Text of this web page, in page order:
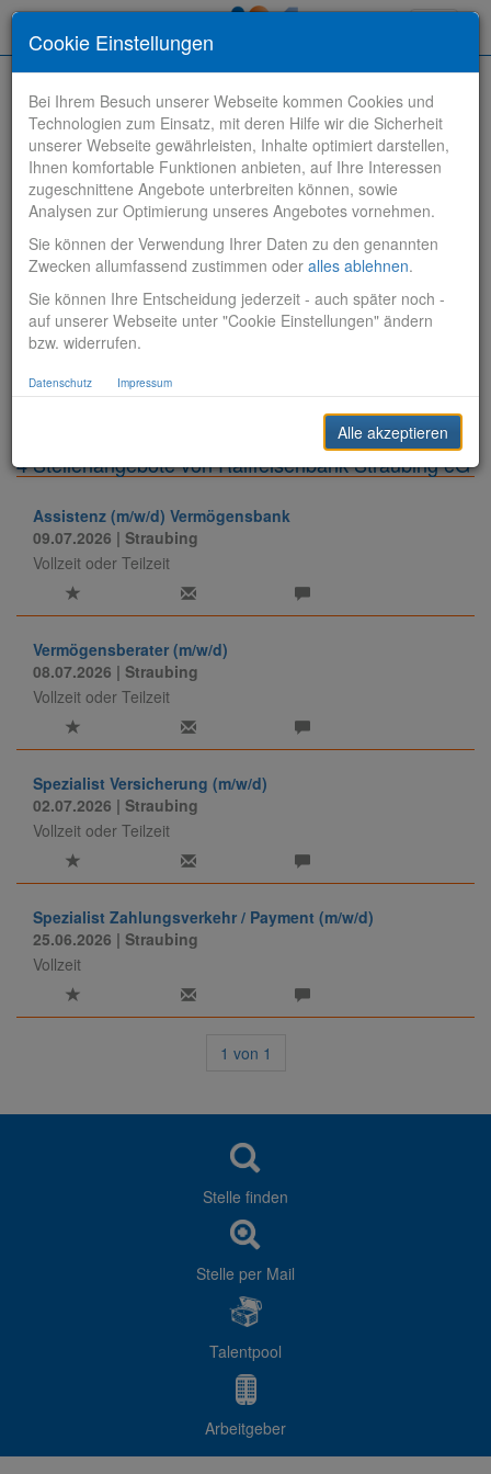
Stelle finden
Vertriebsbank
Produktionsbank
Sonstiges
4 Stellenangebote von Raiffeisenbank Straubing eG
Assistenz (m/w/d) Vermögensbank
09.07.2026 | Straubing
Vollzeit oder Teilzeit
Vermögensberater (m/w/d)
08.07.2026 | Straubing
Vollzeit oder Teilzeit
Spezialist Versicherung (m/w/d)
02.07.2026 | Straubing
Vollzeit oder Teilzeit
Spezialist Zahlungsverkehr / Payment (m/w/d)
25.06.2026 | Straubing
Vollzeit
1 von 1
Stelle finden
Stelle per Mail
Talentpool
Arbeitgeber
Cookie Einstellungen
Bei Ihrem Besuch unserer Webseite kommen Cookies und
Technologien zum Einsatz, mit deren Hilfe wir die Sicherheit
unserer Webseite gewährleisten, Inhalte optimiert darstellen,
Ihnen komfortable Funktionen anbieten, auf Ihre Interessen
zugeschnittene Angebote unterbreiten können, sowie
Analysen zur Optimierung unseres Angebotes vornehmen.
Sie können der Verwendung Ihrer Daten zu den genannten
Zwecken allumfassend zustimmen oder alles ablehnen.
Sie können Ihre Entscheidung jederzeit - auch später noch -
auf unserer Webseite unter "Cookie Einstellungen" ändern
bzw. widerrufen.
Datenschutz Impressum
Alle akzeptieren